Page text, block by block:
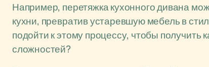
Например, перетяжка кухонного дивана
кухни, превратив устаревшую мебель в
подойти к этому процессу, чтобы получить
сложностей?